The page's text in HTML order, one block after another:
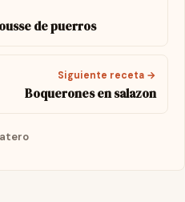
de puerros
Siguiente receta →
Boquerones en salazon